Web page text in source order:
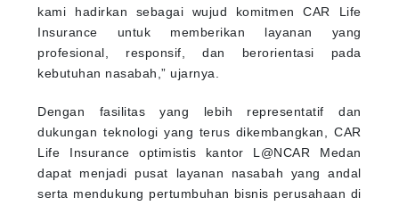
kami hadirkan sebagai wujud komitmen CAR Life
Insurance untuk memberikan layanan yang
profesional, responsif, dan berorientasi pada
kebutuhan nasabah,” ujarnya.
Dengan fasilitas yang lebih representatif dan
dukungan teknologi yang terus dikembangkan, CAR
Life Insurance optimistis kantor L@NCAR Medan
dapat menjadi pusat layanan nasabah yang andal
serta mendukung pertumbuhan bisnis perusahaan di